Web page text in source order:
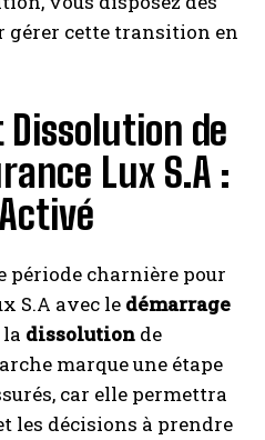
gérer cette transition en
de
Lux S.A :
période charnière pour
S.A avec le démarrage
la dissolution de
marque une étape
car elle permettra
les décisions à prendre